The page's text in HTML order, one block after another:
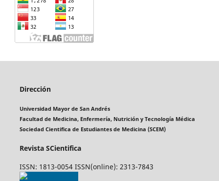
Dirección
Universidad Mayor de San Andrés
Facultad de Medicina, Enfermería, Nutrición y Tecnología Médica
Sociedad Cientifica de Estudiantes de Medicina (SCEM)
Revista SCientifica
ISSN: 1813-0054 ISSN(online): 2313-7843